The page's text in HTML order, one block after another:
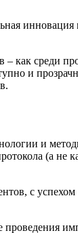
как среди
и
и
(а
с
проведения